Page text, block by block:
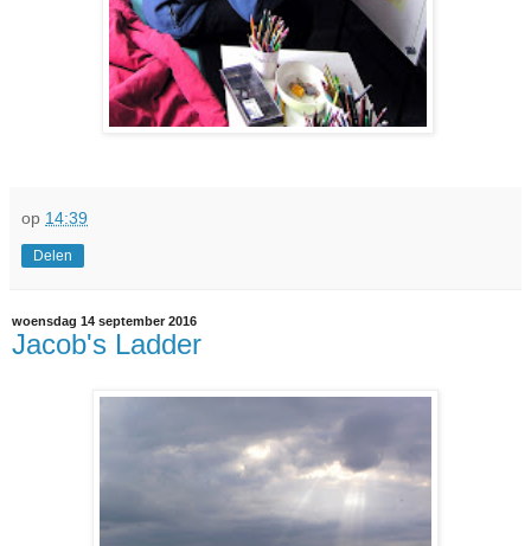
op 14:39
Delen
woensdag 14 september 2016
Jacob's Ladder